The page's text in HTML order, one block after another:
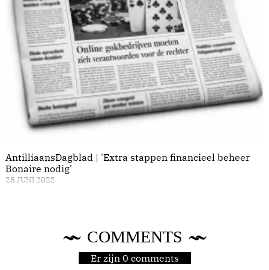
AntilliaansDagblad | 'Extra stappen financieel beheer
Bonaire nodig'
28 JUNI 2022
COMMENTS
Er zijn 0 comments